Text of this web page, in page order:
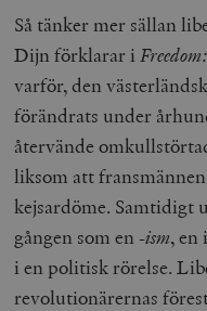
Så tänker mer sällan
Dijn förklarar i
varför, den
förändrats under
återvände
liksom att
kejsardöme. Samtidigt
gången som en -ism, en
i en politisk rörelse.
revolutionärernas